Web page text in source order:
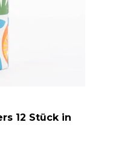
12 Stück in